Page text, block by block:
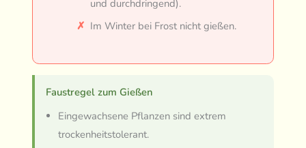
und durchdringend).
Im Winter bei Frost nicht gießen.
Faustregel zum Gießen
Eingewachsene Pflanzen sind extrem
trockenheitstolerant.